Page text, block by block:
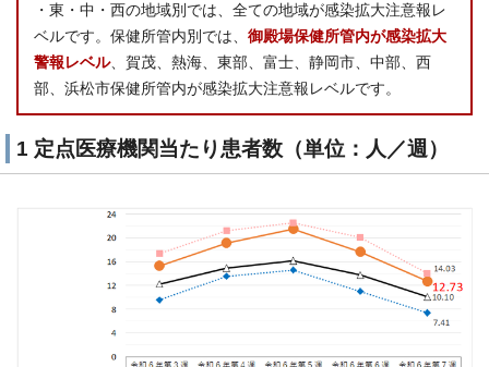
・東・中・西の地域別では、全ての地域が感染拡大注意報レ
ベルです。保健所管内別では、 御殿場保健所管内が感染拡大
警報レベル、賀茂、熱海、東部、富士、静岡市、中部、西
部、浜松市保健所管内が感染拡大注意報レベルです。
1 定点医療機関当たり患者数（単位：人／週）